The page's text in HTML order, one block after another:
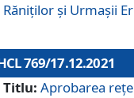
Răniţilor şi Urmaşii
769/17.12.2021
Titlu: Aprobarea